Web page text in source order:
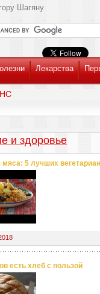
Шагяну
Лекарства
и здоровье
мяса: 5 лучших
есть хлеб с пользой